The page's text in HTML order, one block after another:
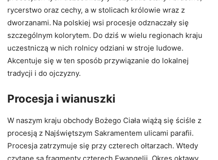
rycerstwo oraz cechy, a w stolicach królowie wraz z
dworzanami. Na polskiej wsi procesje odznaczały się
szczególnym kolorytem. Do dziś w wielu regionach kraju
uczestniczą w nich rolnicy odziani w stroje ludowe.
Akcentuje się w ten sposób przywiązanie do lokalnej
tradycji i do ojczyzny.
Procesja i wianuszki
W naszym kraju obchody Bożego Ciała wiążą się ściśle z
procesją z Najświętszym Sakramentem ulicami parafii.
Procesja zatrzymuje się przy czterech ołtarzach. Wtedy
czytane są fragmenty czterech Ewangelii. Okres oktawy